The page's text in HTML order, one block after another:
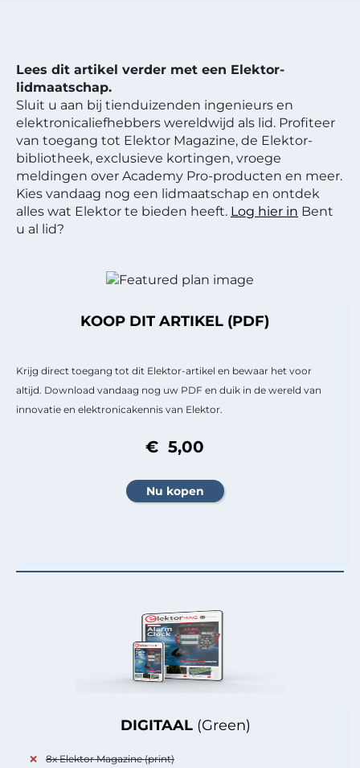
Lees dit artikel verder met een Elektor-
lidmaatschap.
Sluit u aan bij tienduizenden ingenieurs en
elektronicaliefhebbers wereldwijd als lid. Profiteer
van toegang tot Elektor Magazine, de Elektor-
bibliotheek, exclusieve kortingen, vroege
meldingen over Academy Pro-producten en meer.
Kies vandaag nog een lidmaatschap en ontdek
alles wat Elektor te bieden heeft. Log hier in Bent
u al lid?
DIGITAAL (Green)
8x Elektor Magazine (print)
KOOP DIT ARTIKEL (PDF)
Krijg direct toegang tot dit Elektor-artikel en bewaar het voor
altijd. Download vandaag nog uw PDF en duik in de wereld van
innovatie en elektronicakennis van Elektor.
€ 5,00